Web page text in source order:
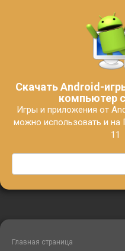
Скачать Android-
компьютер
Игры и приложения от
можно использовать и на
11
Поиск:
Главная страница